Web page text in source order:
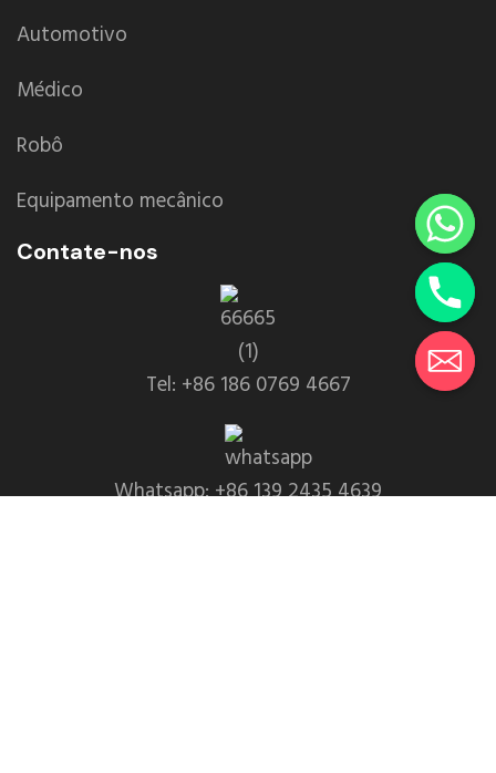
Automotivo
Médico
Robô
Equipamento mecânico
Contate-nos
Tel: +86 186 0769 4667
Whatsapp: +86 139 2435 4639